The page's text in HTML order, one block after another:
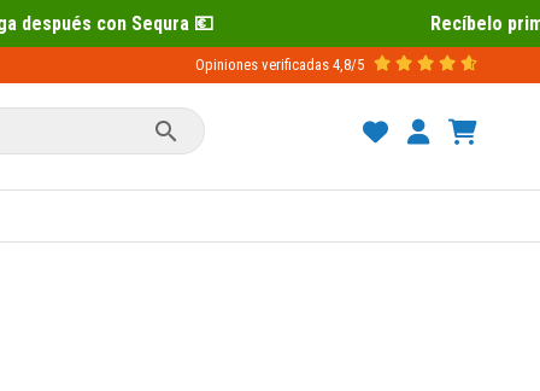
Recíbelo primero 📦 Paga después con
Opiniones verificadas 4,8/5
